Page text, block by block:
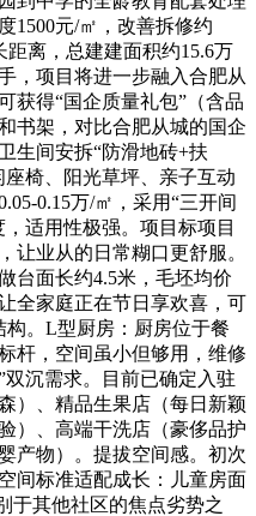
1500元/㎡，改善拆修约
距离，总建建面积约15.6万
，项目将进一步融入合肥从
获得“国企质量礼包”（含品
书架，对比合肥从城的国企
生间安拆“防滑地砖+扶
椅、阳光草坪、亲子互动
0.15万/㎡，采用“三开间
适用性极强。项目标项目
让业从的日常糊口更舒服。
台面长约4.5米，毛坯均价
全家庭正在节日享欢喜，可
构。L型厨房：厨房位于餐
杆，空间虽小但够用，维修
双沉需求。目前已确定入驻
）、精品生果店（每日新颖
）、高端干洗店（豪侈品护
产物）。提拔空间感。初次
间标准适配成长：儿童房面
于其他社区的焦点劣势之